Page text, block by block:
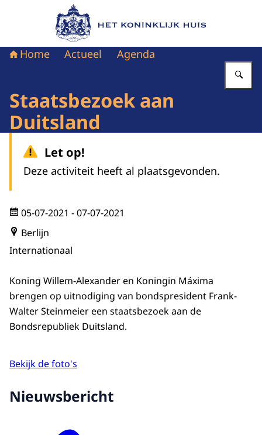
Naar de homepage van Het Koninklijk Huis
Home Actueel Agenda
Staatsbezoek aan
Duitsland
Let op!
Deze activiteit heeft al plaatsgevonden.
05-07-2021 - 07-07-2021
Berlijn
Internationaal
Koning Willem-Alexander en Koningin Máxima
brengen op uitnodiging van bondspresident Frank-
Walter Steinmeier een staatsbezoek aan de
Bondsrepubliek Duitsland.
Bekijk de foto's
Nieuwsbericht